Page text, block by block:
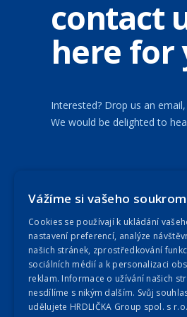
contact
here for
Interested? Drop us an
We would be delighted to
Our Companies
Vážíme si vašeho
Cookies se používají k ukládání
nastavení preferencí, analýze
našich stránek, zprostředkování
sociálních médií a k personalizaci
reklam. Informace o užívání našich
nesdílíme s nikým dalším. Svůj
udělujete HRDLIČKA Group spol. s